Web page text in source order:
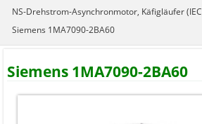
NS-Drehstrom-Asynchronmotor, Käfigläufer
Siemens 1MA7090-2BA60
Siemens 1MA7090-2BA60